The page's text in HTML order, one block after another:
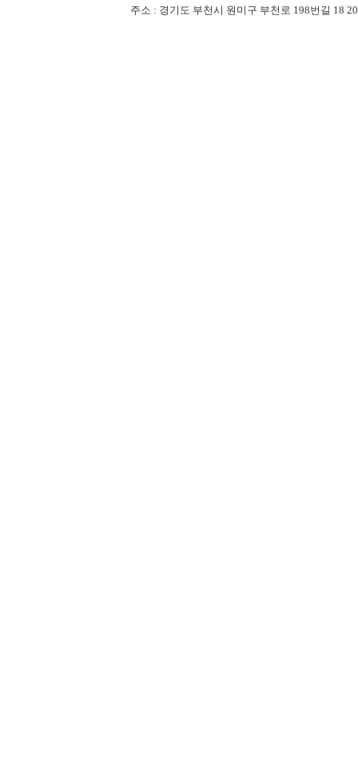
주소 : 경기도 부천시 원미구 부천로 198번길